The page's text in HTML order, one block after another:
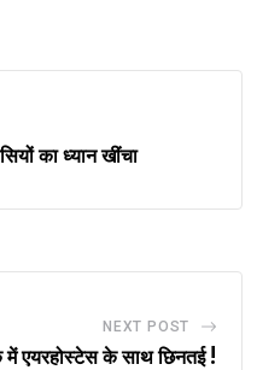
का ध्यान खींचा
NEXT POST
एयरहोस्टेस के साथ छिनतई !